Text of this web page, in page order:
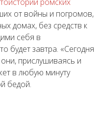
от войны и погромов,
домах, без средств к
себя в
будет завтра. «Сегодня
прислушиваясь и
в любую минуту
бедой.